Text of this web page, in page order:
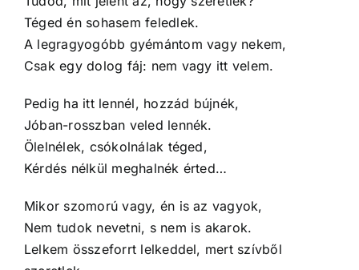
Téged én sohasem feledlek.
A legragyogóbb gyémántom vagy nekem,
Csak egy dolog fáj: nem vagy itt velem.
Pedig ha itt lennél, hozzád bújnék,
Jóban-rosszban veled lennék.
Ölelnélek, csókolnálak téged,
Kérdés nélkül meghalnék érted…
Mikor szomorú vagy, én is az vagyok,
Nem tudok nevetni, s nem is akarok.
Lelkem összeforrt lelkeddel, mert szívből